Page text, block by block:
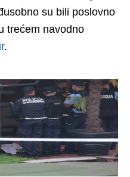
su bili poslovno
trećem navodno
.